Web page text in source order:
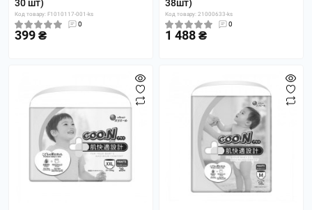
30 шт)
Код товару: F1010117-001-ks
0
399 ₴
38шт)
Код товару: 21000633-ks
0
1 488 ₴